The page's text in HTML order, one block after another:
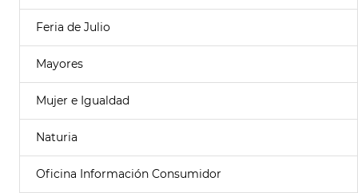
Feria de Julio
Mayores
Mujer e Igualdad
Naturia
Oficina Información Consumidor